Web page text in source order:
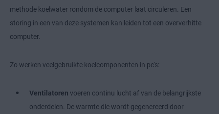
methode koelwater rondom de computer laat circuleren. Een
storing in een van deze systemen kan leiden tot een oververhitte
computer.
Zo werken veelgebruikte koelcomponenten in pc's:
Ventilatoren voeren continu lucht af van de belangrijkste
onderdelen. De warmte die wordt gegenereerd door